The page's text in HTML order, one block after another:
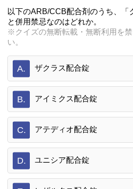
以下のARB/CCB配合剤のうち、「
と併用禁忌なのはどれか。
※クイズの無断転載・無断利用を
い。
A. ザクラス配合錠
B. アイミクス配合錠
C. アテディオ配合錠
D. ユニシア配合錠